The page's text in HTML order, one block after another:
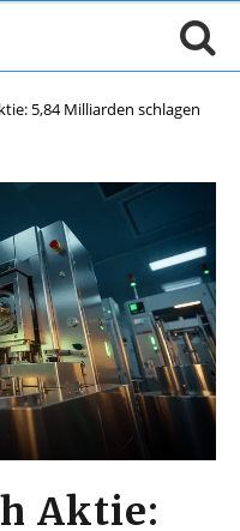
5,84 Milliarden schlagen
Aktie: